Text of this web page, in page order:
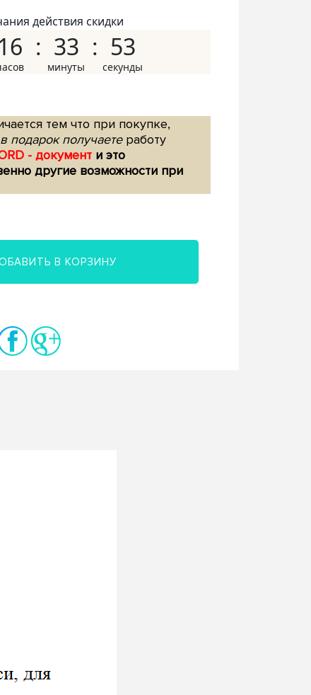
действия скидки
16 33 52
тем что при покупке,
подарок получаетеработу
- документ и это
другие возможности при
В КОРЗИНУ